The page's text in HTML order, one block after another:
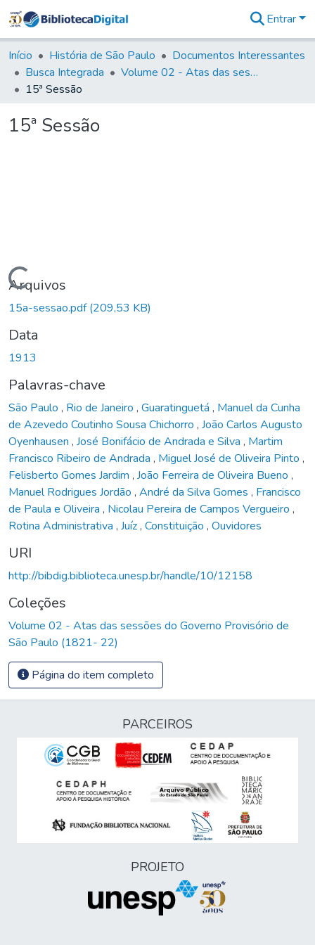
&
Coleções
Tudo na
Entrar
Início História de São Paulo
Documentos Interessantes
Busca Integrada
Volume 02 - Atas das sessões do Governo Provisório de São Paulo (1821- 22)
15ª Sessão
15ª Sessão
Carregando...
Arquivos
15a-sessao.pdf(209,53 KB)
Data
1913
Palavras-chave
São Paulo , Rio de Janeiro , Guaratinguetá , Manuel da Cunha
de Azevedo Coutinho Sousa Chichorro , João Carlos Augusto
Oyenhausen , José Bonifácio de Andrada e Silva , Martim
Francisco Ribeiro de Andrada , Miguel José de Oliveira Pinto ,
Felisberto Gomes Jardim , João Ferreira de Oliveira Bueno ,
Manuel Rodrigues Jordão , André da Silva Gomes , Francisco
de Paula e Oliveira , Nicolau Pereira de Campos Vergueiro ,
Rotina Administrativa , Juíz, Constituição , Ouvidores
URI
http://bibdig.biblioteca.unesp.br/handle/10/12158
Coleções
Volume 02 - Atas das sessões do Governo Provisório de
São Paulo (1821- 22)
Página do item completo
PARCEIROS
PROJETO